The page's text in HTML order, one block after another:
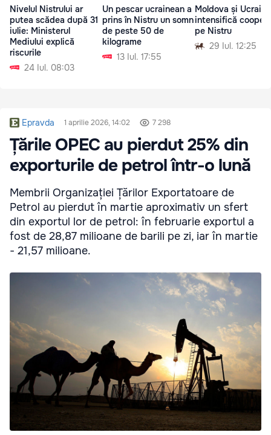
Nivelul Nistrului ar
putea scădea după 31
iulie: Ministerul
Mediului explică
riscurile
24 Iul. 08:03
Un pescar ucrainean a
prins în Nistru un somn
de peste 50 de
kilograme
13 Iul. 17:55
Moldova și Ucraina
intensifică
pe Nistru
29 Iul. 12:25
Epravda 1 aprilie 2026, 14:02 7 298
Țările OPEC au pierdut 25% din
exporturile de petrol într-o lună
Membrii Organizației Țărilor Exportatoare de
Petrol au pierdut în martie aproximativ un sfert
din exportul lor de petrol: în februarie exportul a
fost de 28,87 milioane de barili pe zi, iar în martie
- 21,57 milioane.